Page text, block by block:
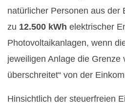
natürlicher Personen aus der
zu 12.500 kWh elektrischer
Photovoltaikanlagen, wenn
jeweiligen Anlage die Grenze
überschreitet“ von der
Hinsichtlich der steuerfreien